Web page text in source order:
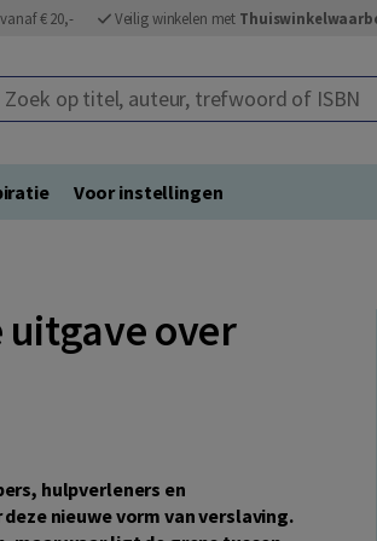
€ 20,- Veilig winkelen met
op titel, auteur, trefwoord of ISBN
Voor instellingen
over
hulpverleners en
nieuwe vorm van verslaving.